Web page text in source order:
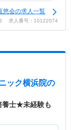
悠会の求人一覧
求人番号：10122074
ック横浜院の
養士★未経験も